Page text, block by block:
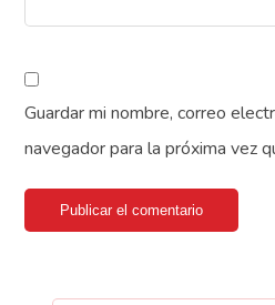
Guardar mi nombre, correo
navegador para la próxima vez
Publicar el comentario